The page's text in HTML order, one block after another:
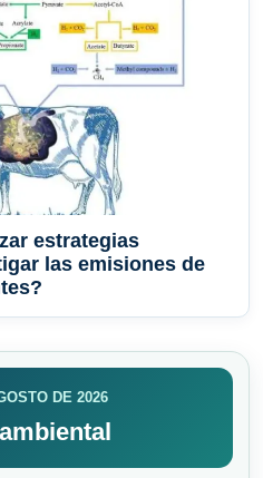
estrategias
las emisiones de
DE 2026